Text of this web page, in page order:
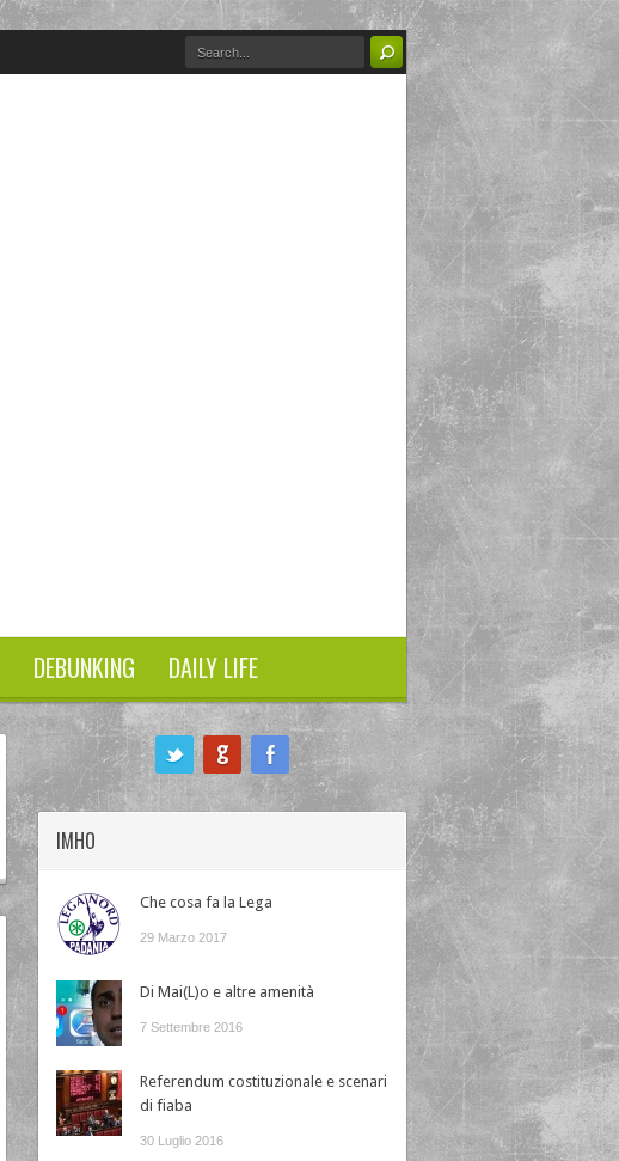
DEBUNKING DAILY LIFE
IMHO
Che cosa fa la Lega
29 Marzo 2017
Di Mai(L)o e altre amenità
7 Settembre 2016
Referendum costituzionale e scenari
di fiaba
30 Luglio 2016